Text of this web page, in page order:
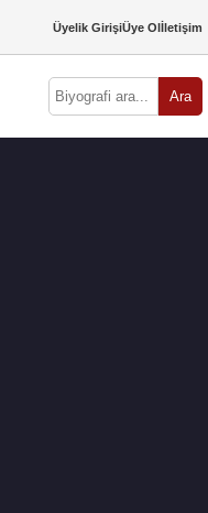
Üyelik GirişiÜye Olİletişim
Ara